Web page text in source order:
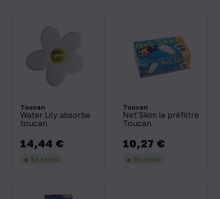
Toucan
Water Lily absorbe
toucan
Prix
14,44 €
En stock
Toucan
Net'Skim le préfiltre
Toucan
Prix
10,27 €
En stock